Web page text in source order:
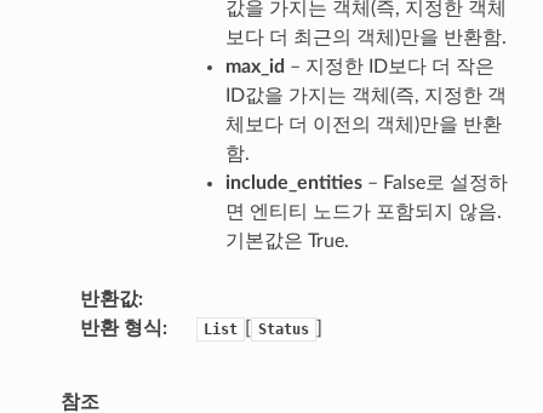
값을 가지는 객체(즉, 지정한 객체
보다 더 최근의 객체)만을 반환함.
max_id – 지정한 ID보다 더 작은
ID값을 가지는 객체(즉, 지정한 객
체보다 더 이전의 객체)만을 반환
함.
include_entities– False로 설정하
면 엔티티 노드가 포함되지 않음.
기본값은 True.
반환값
반환 형식
List Status
참조